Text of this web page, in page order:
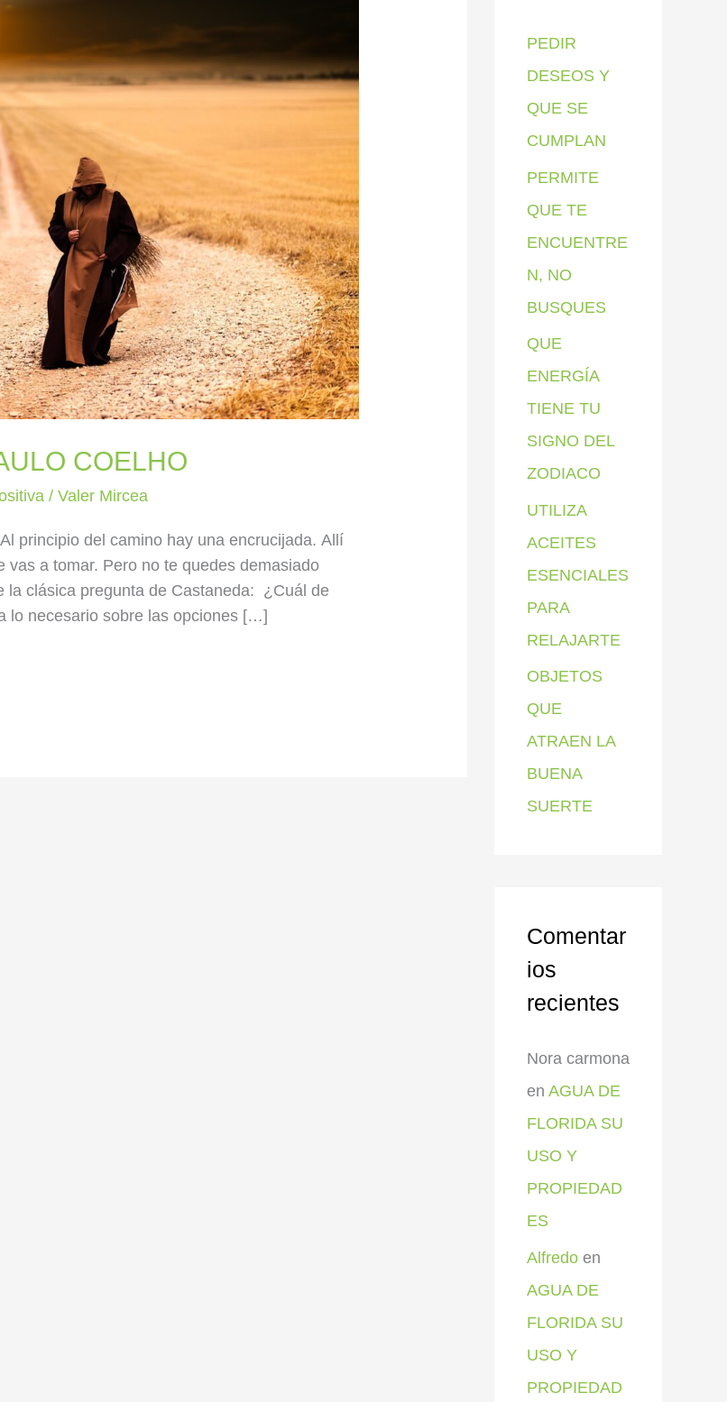
COELHO
/Valer Mircea
principio del camino hay una encrucijada. Allí
a tomar. Pero no te quedes demasiado
la clásica pregunta de Castaneda: ¿Cuál de
lo necesario sobre las opciones […]
o
r
:
PEDIR
DESEOS Y
QUE SE
CUMPLAN
PERMITE
QUE TE
ENCUENTRE
N, NO
BUSQUES
QUE
ENERGÍA
TIENE TU
SIGNO DEL
ZODIACO
UTILIZA
ACEITES
ESENCIALES
PARA
RELAJARTE
OBJETOS
QUE
ATRAEN LA
BUENA
SUERTE
Comentar
ios
recientes
Nora carmona
en AGUA DE
FLORIDA SU
USO Y
PROPIEDAD
ES
Alfredo en
AGUA DE
FLORIDA SU
USO Y
PROPIEDAD